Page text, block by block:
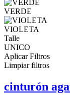
VERDE
VIOLETA
Talle
UNICO
Aplicar Filtros
Limpiar filtros
cinturón